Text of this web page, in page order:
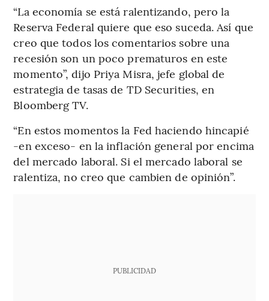
“La economía se está ralentizando, pero la
Reserva Federal quiere que eso suceda. Así que
creo que todos los comentarios sobre una
recesión son un poco prematuros en este
momento”, dijo Priya Misra, jefe global de
estrategia de tasas de TD Securities, en
Bloomberg TV.
“En estos momentos la Fed haciendo hincapié
-en exceso- en la inflación general por encima
del mercado laboral. Si el mercado laboral se
ralentiza, no creo que cambien de opinión”.
PUBLICIDAD